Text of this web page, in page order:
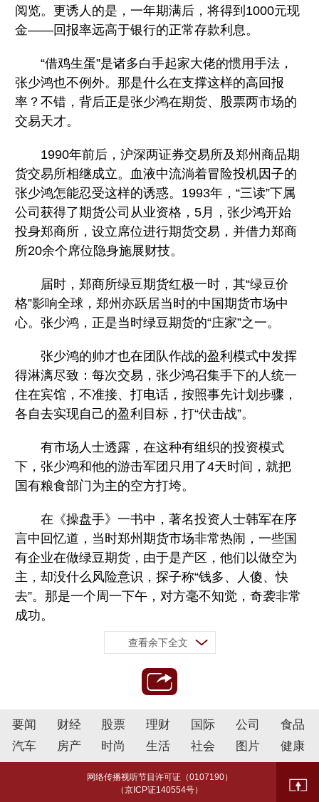
阅览。更诱人的是，一年期满后，将得到1000元现
金——回报率远高于银行的正常存款利息。
“借鸡生蛋”是诸多白手起家大佬的惯用手法，
张少鸿也不例外。那是什么在支撑这样的高回报
率？不错，背后正是张少鸿在期货、股票两市场的
交易天才。
1990年前后，沪深两证券交易所及郑州商品期
货交易所相继成立。血液中流淌着冒险投机因子的
张少鸿怎能忍受这样的诱惑。1993年，“三读”下属
公司获得了期货公司从业资格，5月，张少鸿开始
投身郑商所，设立席位进行期货交易，并借力郑商
所20余个席位隐身施展财技。
届时，郑商所绿豆期货红极一时，其“绿豆价
格”影响全球，郑州亦跃居当时的中国期货市场中
心。张少鸿，正是当时绿豆期货的“庄家”之一。
张少鸿的帅才也在团队作战的盈利模式中发挥
得淋漓尽致：每次交易，张少鸿召集手下的人统一
住在宾馆，不准接、打电话，按照事先计划步骤，
各自去实现自己的盈利目标，打“伏击战”。
有市场人士透露，在这种有组织的投资模式
下，张少鸿和他的游击军团只用了4天时间，就把
国有粮食部门为主的空方打垮。
在《操盘手》一书中，著名投资人士韩军在序
言中回忆道，当时郑州期货市场非常热闹，一些国
有企业在做绿豆期货，由于是产区，他们以做空为
主，却没什么风险意识，探子称“钱多、人傻、快
去”。那是一个周一下午，对方毫不知觉，奇袭非常
成功。
查看余下全文
要闻 财经 股票 理财 国际 公司
食品
汽车
房产 时尚 生活 社会 图片 健康
网络传播视听节目许可证（0107190）
（京ICP证140554号）